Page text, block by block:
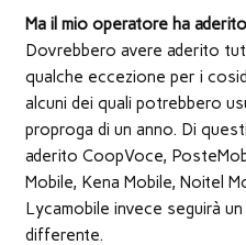
Ma il mio operatore ha
Dovrebbero avere aderito
qualche eccezione per i
alcuni dei quali potrebbero
proproga di un anno. Di
aderito CoopVoce,
Mobile, Kena Mobile, Noitel
Lycamobile invece seguirà
differente.